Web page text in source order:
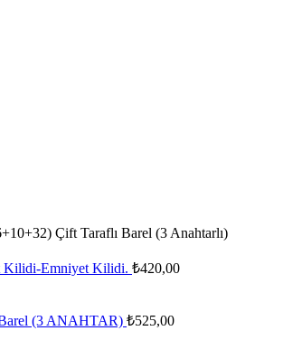
Çift Taraflı Barel (3 Anahtarlı)
Kilidi-Emniyet Kilidi. ₺420,00
(3 ANAHTAR) ₺525,00